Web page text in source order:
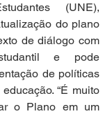
(UNE),
do plano
de diálogo com
e pode
de políticas
“É muito
o Plano em um